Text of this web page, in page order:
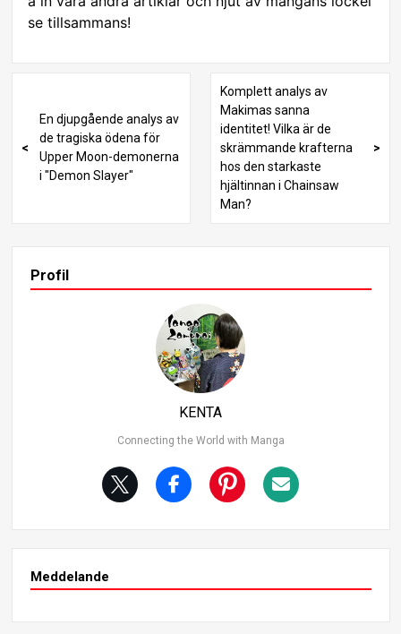
se tillsammans!
En djupgående analys av
de tragiska ödena för
Upper Moon-demonerna
i "Demon Slayer"
Komplett analys av
Makimas sanna
identitet! Vilka är de
skrämmande krafterna
hos den starkaste
hjältinnan i Chainsaw
Man?
Profil
KENTA
Connecting the World with Manga
Meddelande